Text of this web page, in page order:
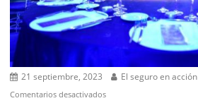
21 septiembre, 2023 El seguro en acción
Comentarios desactivadosen